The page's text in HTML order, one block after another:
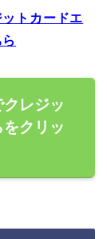
トカードエ
レジッ
クリッ